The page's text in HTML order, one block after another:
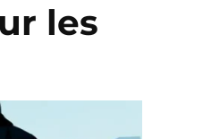
les